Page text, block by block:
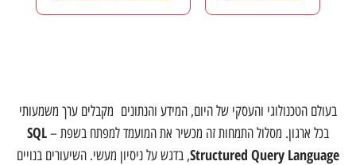
בעולם הטכנולוגי והעסקי של היום, המידע והנתונים מקבלים ערך משמעותי
בכל ארגון. מסלול התמחות זה מכשיר את המועמד למפתח בשפת
SQL–
Structured Query Language, בדגש על ניסיון מעשי. השיעורים בנויים